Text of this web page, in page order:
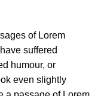
of Lorem
suffered
humour, or
even slightly